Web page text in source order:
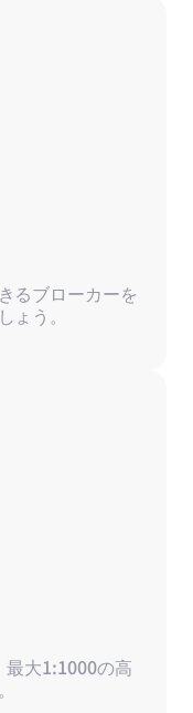
るブローカーを
う。
最大1:1000の高